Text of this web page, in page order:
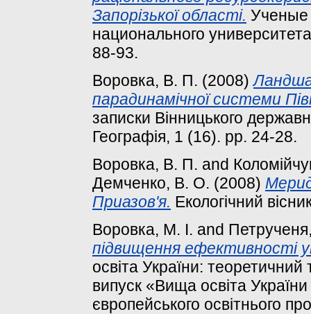
Запорізької області. Ученые
национального
88-93.
Воровка, В. П. (2008)
парадинамічної системи
записки Вінницького
Географія, 1 (16). pp. 24-28.
Воровка, В. П. and
Демченко, В. О. (2008)
Приазов'я. Екологічний
Воровка, М. І. and
підвищення ефективності
освіта України:
випуск «Вища освіта України
європейського освітнього